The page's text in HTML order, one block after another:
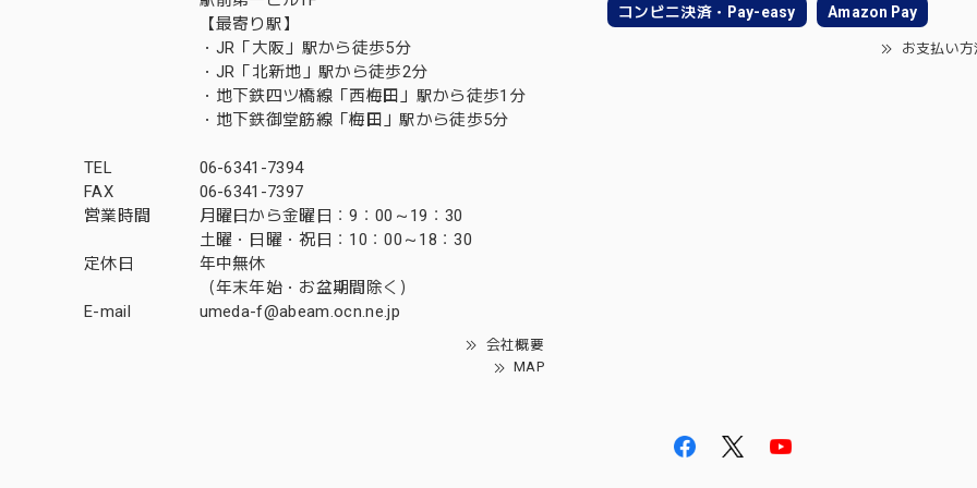
【最寄り駅】
・JR「大阪」駅から徒歩5分
・JR「北新地」駅から徒歩2分
・地下鉄四ツ橋線「西梅田」駅から徒歩1分
・地下鉄御堂筋線「梅田」駅から徒歩5分
TEL
06-6341-7394
FAX
06-6341-7397
営業時間
月曜日から金曜日：9：00～19：30
土曜・日曜・祝日：10：00～18：30
定休日
年中無休
（年末年始・お盆期間除く）
E-mail
umeda-f@abeam.ocn.ne.jp
会社概要
MAP
コンビニ決済・Pay-easy Amazon Pay
お支払い